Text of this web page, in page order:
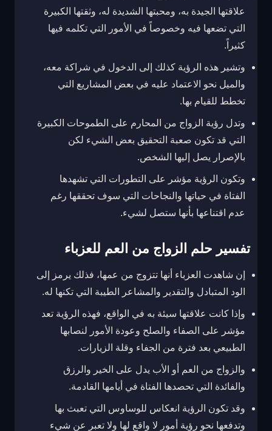
علاقتها الجيدة به، ومحبتها الشديدة له، وثقتها الكبيرة
التي تضعها فيه وخصوصاً في الأمور التي تكلمه فيها
كثيراً.
وتشير هذه الرؤية كذلك إلى الدخول في شراكة معه،
والميل نحو الاعتماد عليه في بعض المشاريع التي
تخطط للقيام بها.
وتدل رؤية الزواج من المحارم على الطموحات الكبيرة
التي قد تكون صعبة التحقيق بعض الشيء لكن
بالإصرار يصل إليها الشخص.
وتكون الرؤية مؤشر على التطورات التي تشهدها
الفتاة في حياتها والنجاحات التي سوف تحققها رغم
عدم اقتناعها بأنها ستصل لشيء.
تفسير حلم الزواج من العم للعزباء
إن شاهدت العزباء أنها تتزوج من عمها، فذلك يرمز إلى
الود المتبادل والتقدير والمشاعر الطيبة التي تكنها له.
وإذا كانت علاقتها سيئة به في الواقع، فهذه الرؤية تعد
مؤشر على الصفاء والصلح وعودة الأمور لنصابها
الطبيعي بعد فترة من الجفاء وقلة الزيارات.
والزواج من العم أو الأب يدل على الخير والرزق
والفائدة التي تحصدها الفتاة في أيامها القادمة.
وقد تكون الرؤية انعكاس للوساوس التي تعبث بها
وتدفعها نحو رؤية أمور لا واقع لها ولا تعبر عن شيء